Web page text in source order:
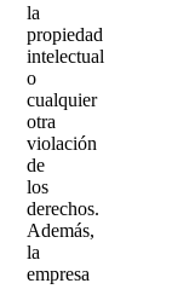
la
propiedad
intelectual
o
cualquier
otra
violación
de
los
derechos.
Además,
la
empresa